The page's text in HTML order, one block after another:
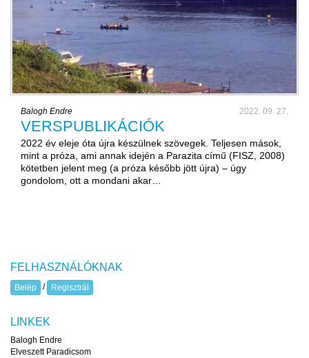
Balogh Endre 2022. 09. 27.
VERSPUBLIKÁCIÓK
2022 év eleje óta újra készülnek szövegek. Teljesen mások,
mint a próza, ami annak idején a Parazita című (FISZ, 2008)
kötetben jelent meg (a próza később jött újra) – úgy
gondolom, ott a mondani akar…
FELHASZNÁLÓKNAK
Belép / Regisztrál
LINKEK
Balogh Endre
Elveszett Paradicsom